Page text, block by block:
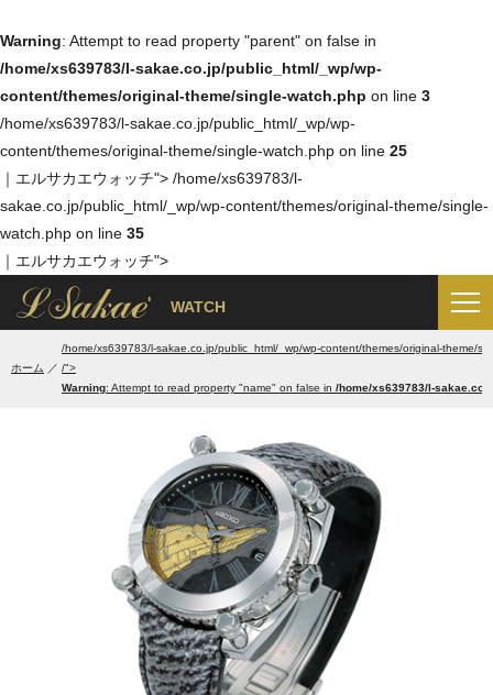
Warning: Attempt to read property "parent" on false in
/home/xs639783/l-sakae.co.jp/public_html/_wp/wp-
content/themes/original-theme/single-watch.php on line 3
/home/xs639783/l-sakae.co.jp/public_html/_wp/wp-
content/themes/original-theme/single-watch.php on line 25
｜エルサカエウォッチ"> /home/xs639783/l-
sakae.co.jp/public_html/_wp/wp-content/themes/original-theme/single-
watch.php on line 35
｜エルサカエウォッチ">
' WATCH
ホーム
/home/xs639783/l-sakae.co.jp/public_html/_wp/wp-content/themes/original-theme/
/">
Warning: Attempt to read property "name" on false in /home/xs639783/l-